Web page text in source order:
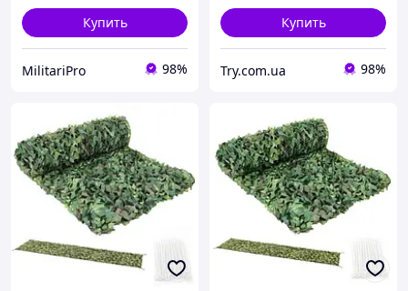
Купить
MilitariPro 98%
Купить
Try.com.ua 98%